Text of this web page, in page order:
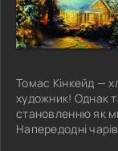
Томас Кінкейд —
художник! Однак
становленню як
Напередодні